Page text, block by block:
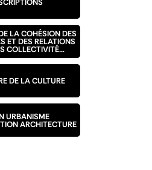
LA COHÉSION DES
ET DES RELATIONS
COLLECTIVITÉ…
DE LA CULTURE
URBANISME
ARCHITECTURE